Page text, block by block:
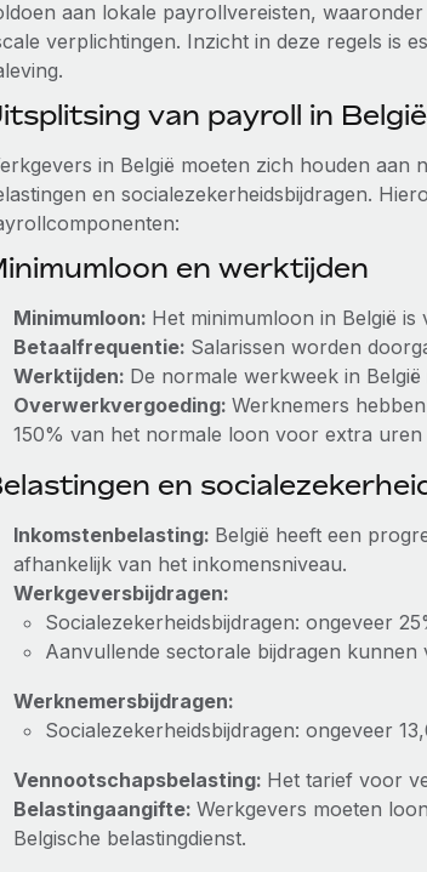
aan lokale payrollvereisten,
verplichtingen. Inzicht in deze regels is
van payroll in België
in België moeten zich houden
en socialezekerheidsbijdragen.
en werktijden
Minimumloon: Het minimumloon in België
Betaalfrequentie: Salarissen worden
Werktijden: De normale werkweek in
Overwerkvergoeding: Werknemers
150% van het normale loon voor extra
en
Inkomstenbelasting: België heeft een
afhankelijk van het inkomensniveau.
Werkgeversbijdragen:
Socialezekerheidsbijdragen: ongeveer
Aanvullende sectorale bijdragen kunnen
Werknemersbijdragen:
Socialezekerheidsbijdragen: ongeveer
Vennootschapsbelasting: Het tarief voor
Belastingaangifte: Werkgevers moeten
Belgische belastingdienst.